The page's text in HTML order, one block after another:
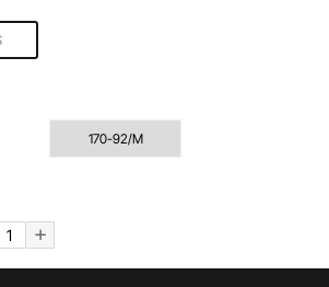
170-92/M
+